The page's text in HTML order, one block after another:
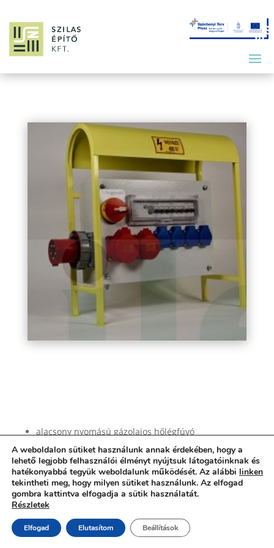
alacsony nyomású gázolajos hőlégfúvó
10kW fűtőteljesítmény
A weboldalon sütiket használunk annak érdekében, hogy a
lehető legjobb felhasználói élményt nyújtsuk látogatóinknak és
hatékonyabbá tegyük weboldalunk működését. Az alábbi linken
tekintheti meg, hogy milyen sütiket használunk. Az elfogad
gombra kattintva elfogadja a sütik használatát.
Részletek
Elfogad Elutasítom Beállítások